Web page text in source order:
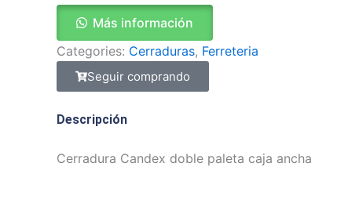
25
x200
cantidad
Más información
Categories: Cerraduras, Ferreteria
Seguir comprando
Descripción
Cerradura Candex doble paleta caja ancha